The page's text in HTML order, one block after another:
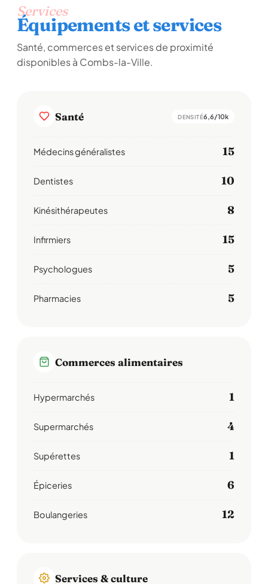
Services
Équipements et services
Santé, commerces et services de proximité
disponibles à Combs-la-Ville.
Santé DENSITÉ6,6/10k
Médecins généralistes 15
Dentistes 10
Kinésithérapeutes 8
Infirmiers 15
Psychologues 5
Pharmacies 5
Commerces alimentaires
Hypermarchés 1
Supermarchés 4
Supérettes 1
Épiceries 6
Boulangeries 12
Services & culture